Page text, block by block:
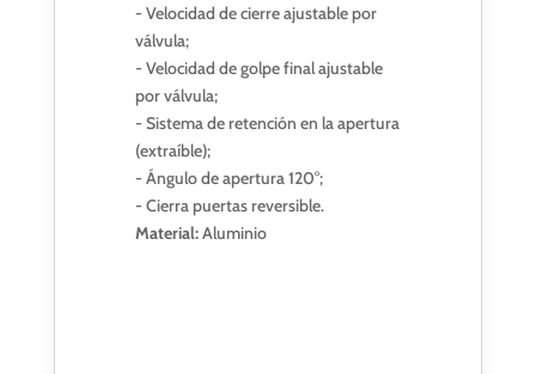
- Velocidad de cierre ajustable por
válvula;
- Velocidad de golpe final ajustable
por válvula;
- Sistema de retención en la apertura
(extraíble);
- Ángulo de apertura 120°;
- Cierra puertas reversible.
Material:Aluminio